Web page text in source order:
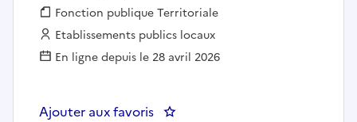
Fonction publique :
Fonction publique Territoriale
Employeur :
Etablissements publics locaux
En ligne depuis le 28 avril 2026
Ajouter aux favoris : COORDINATEUR(TRICE) RH